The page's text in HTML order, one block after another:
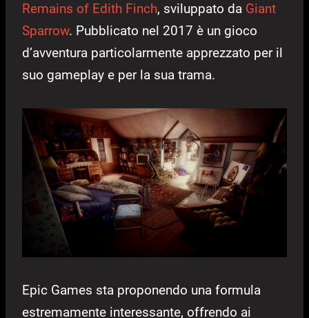
Remains of Edith Finch, sviluppato da Giant
Sparrow. Pubblicato nel 2017 è un gioco
d’avventura particolarmente apprezzato per il
suo gameplay e per la sua trama.
Epic Games sta proponendo una formula
estremamente interessante, offrendo ai